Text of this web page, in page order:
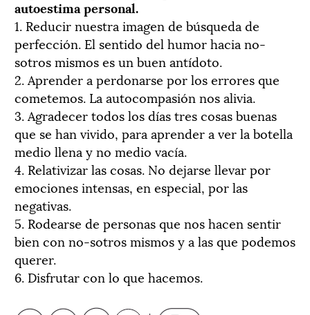
autoestima personal.
1. Reducir nuestra imagen de búsqueda de
perfección. El sentido del humor hacia no-
sotros mismos es un buen antídoto.
2. Aprender a perdonarse por los errores que
cometemos. La autocompasión nos alivia.
3. Agradecer todos los días tres cosas buenas
que se han vivido, para aprender a ver la botella
medio llena y no medio vacía.
4. Relativizar las cosas. No dejarse llevar por
emociones intensas, en especial, por las
negativas.
5. Rodearse de personas que nos hacen sentir
bien con no-sotros mismos y a las que podemos
querer.
6. Disfrutar con lo que hacemos.